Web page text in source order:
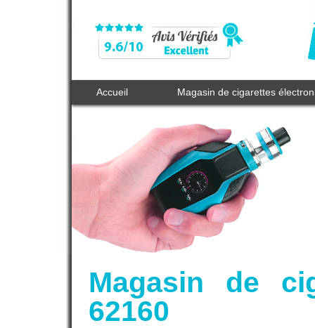
Accueil Magasin de cigarettes
Magasin de
62160